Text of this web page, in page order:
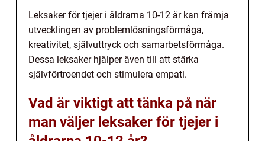
Leksaker för tjejer i åldrarna 10-12 år kan främja
utvecklingen av problemlösningsförmåga,
kreativitet, självuttryck och samarbetsförmåga.
Dessa leksaker hjälper även till att stärka
självförtroendet och stimulera empati.
Vad är viktigt att tänka på när
man väljer leksaker för tjejer i